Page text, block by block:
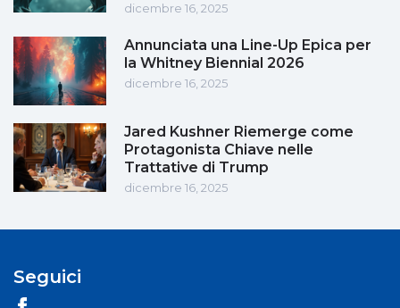
dicembre 16, 2025
Annunciata una Line-Up Epica per
la Whitney Biennial 2026
dicembre 16, 2025
Jared Kushner Riemerge come
Protagonista Chiave nelle
Trattative di Trump
dicembre 16, 2025
Seguici